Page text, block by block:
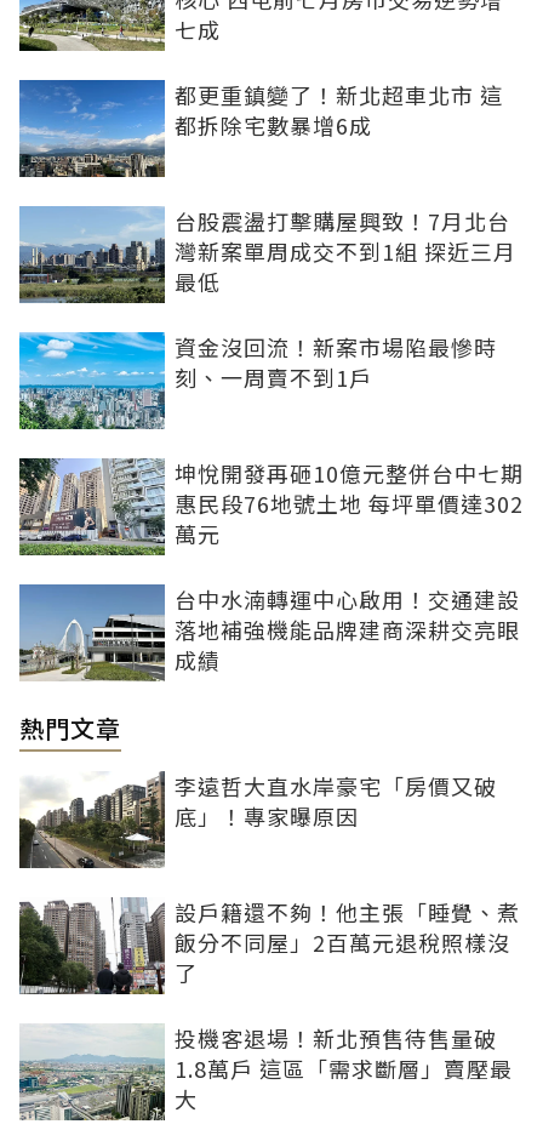
七成
都更重鎮變了！新北超車北市 這
都拆除宅數暴增6成
台股震盪打擊購屋興致！7月北台
灣新案單周成交不到1組 探近三月
最低
資金沒回流！新案市場陷最慘時
刻、一周賣不到1戶
坤悅開發再砸10億元整併台中七期
惠民段76地號土地 每坪單價達302
萬元
台中水湳轉運中心啟用！交通建設
落地補強機能品牌建商深耕交亮眼
成績
熱門文章
李遠哲大直水岸豪宅「房價又破
底」！專家曝原因
設戶籍還不夠！他主張「睡覺、煮
飯分不同屋」2百萬元退稅照樣沒
了
投機客退場！新北預售待售量破
1.8萬戶 這區「需求斷層」賣壓最
大